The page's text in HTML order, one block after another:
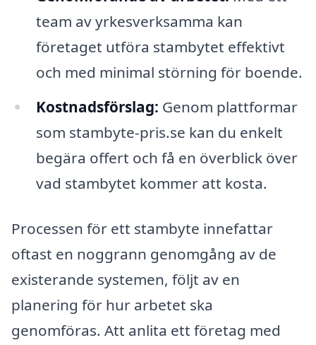
team av yrkesverksamma kan
företaget utföra stambytet effektivt
och med minimal störning för boende.
Kostnadsförslag: Genom plattformar
som stambyte-pris.se kan du enkelt
begära offert och få en överblick över
vad stambytet kommer att kosta.
Processen för ett stambyte innefattar
oftast en noggrann genomgång av de
existerande systemen, följt av en
planering för hur arbetet ska
genomföras. Att anlita ett företag med